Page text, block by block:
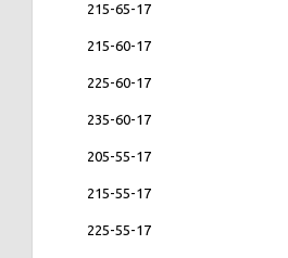
215-65-17
215-60-17
225-60-17
235-60-17
205-55-17
215-55-17
225-55-17